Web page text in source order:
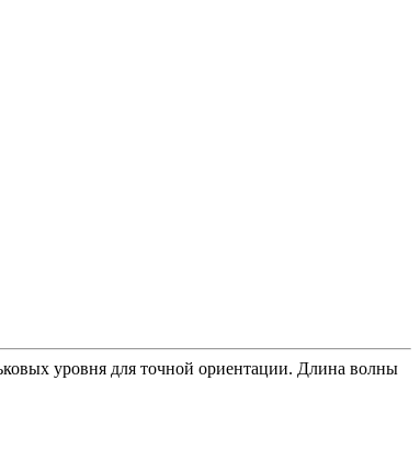
уровня для точной ориентации. Длина волны